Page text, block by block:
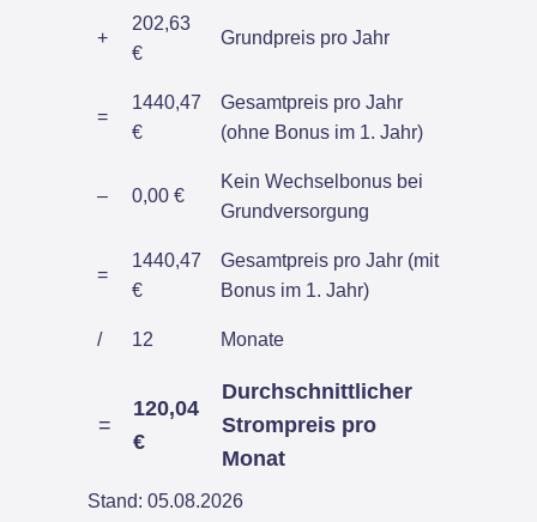
+
202,63
€
Grundpreis pro Jahr
=
1440,47
€
Gesamtpreis pro Jahr
(ohne Bonus im 1. Jahr)
– 0,00 €
Kein Wechselbonus bei
Grundversorgung
=
1440,47
€
Gesamtpreis pro Jahr (mit
Bonus im 1. Jahr)
/ 12 Monate
=
120,04
€
Durchschnittlicher
Strompreis pro
Monat
Stand: 05.08.2026